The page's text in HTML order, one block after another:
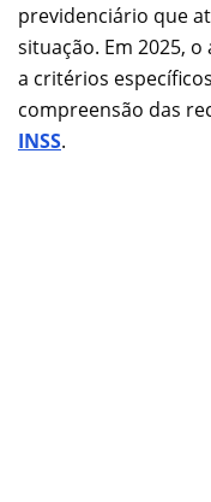
previdenciário que
situação. Em 2025,
a critérios
compreensão das
INSS.